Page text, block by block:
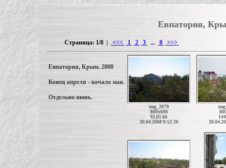
Евпатория,
Страница: 1/8 | <<< 1 2 3 ... 8 >>>
Евпатория, Крым. 2008
Конец апреля - начало мая.
Отдельно июнь.
img_2679
800x600
92,05 kb
30.04.2008 9:52:26